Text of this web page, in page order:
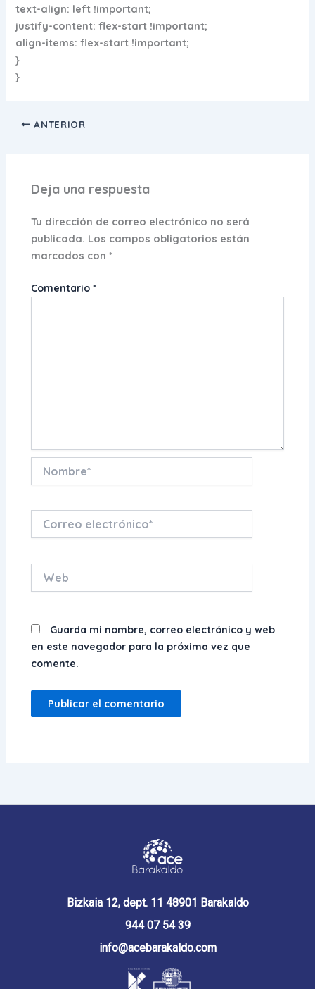
text-align: left !important;
justify-content: flex-start !important;
align-items: flex-start !important;
}
}
ANTERIOR
Deja una respuesta
Tu dirección de correo electrónico no será
publicada. Los campos obligatorios están
marcados con*
Comentario*
electrónico*
Guarda mi nombre, correo electrónico y web
en este navegador para la próxima vez que
comente.
Bizkaia 12, dept. 11 48901 Barakaldo
944 07 54 39
info@acebarakaldo.com